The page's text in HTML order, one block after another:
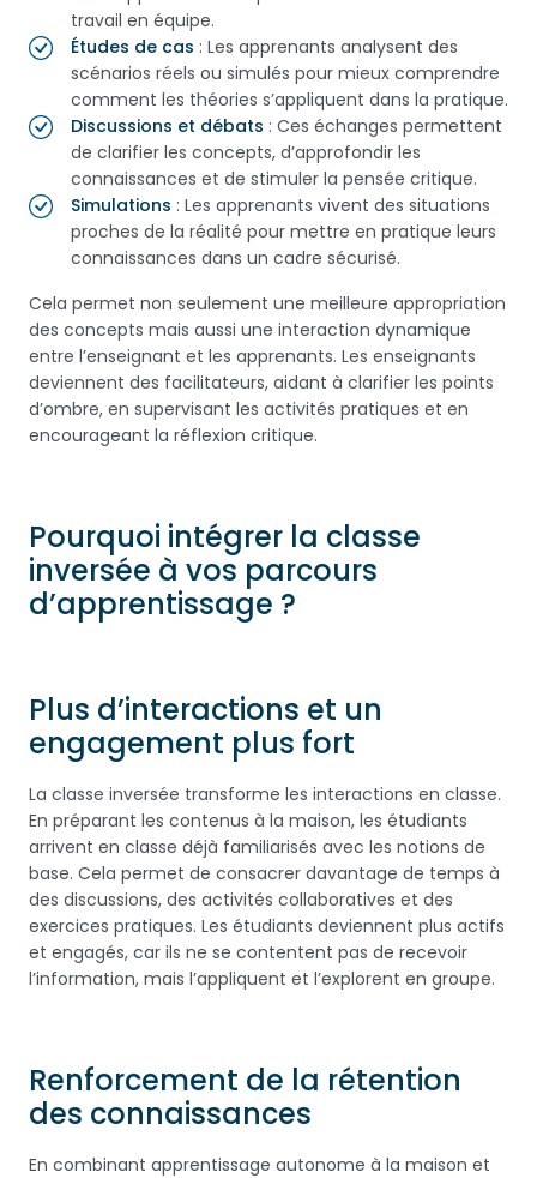
travail en équipe.
Études de cas : Les apprenants analysent des
scénarios réels ou simulés pour mieux comprendre
comment les théories s’appliquent dans la pratique.
Discussions et débats : Ces échanges permettent
de clarifier les concepts, d’approfondir les
connaissances et de stimuler la pensée critique.
Simulations : Les apprenants vivent des situations
proches de la réalité pour mettre en pratique leurs
connaissances dans un cadre sécurisé.
Cela permet non seulement une meilleure appropriation
des concepts mais aussi une interaction dynamique
entre l’enseignant et les apprenants. Les enseignants
deviennent des facilitateurs, aidant à clarifier les points
d’ombre, en supervisant les activités pratiques et en
encourageant la réflexion critique.
Pourquoi intégrer la classe
inversée à vos parcours
d’apprentissage ?
Plus d’interactions et un
engagement plus fort
La classe inversée transforme les interactions en classe.
En préparant les contenus à la maison, les étudiants
arrivent en classe déjà familiarisés avec les notions de
base. Cela permet de consacrer davantage de temps à
des discussions, des activités collaboratives et des
exercices pratiques. Les étudiants deviennent plus actifs
et engagés, car ils ne se contentent pas de recevoir
l’information, mais l’appliquent et l’explorent en groupe.
Renforcement de la rétention
des connaissances
En combinant apprentissage autonome à la maison et